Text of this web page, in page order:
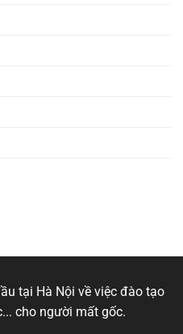
tại Hà Nội về việc đào tạo
cho người mất gốc.